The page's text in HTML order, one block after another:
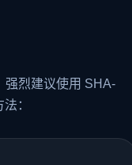
强烈建议使用 SHA-
：